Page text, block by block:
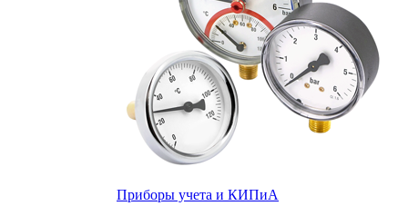
Приборы учета и КИПиА